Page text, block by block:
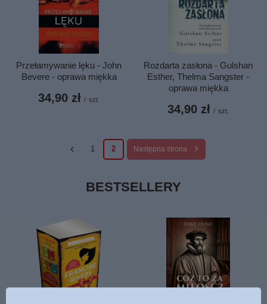
Przełamywanie lęku - John
Bevere - oprawa miękka
34,90 zł / szt.
Rozdarta zasłona - Gulshan
Esther, Thelma Sangster -
oprawa miękka
34,90 zł / szt.
1 2 Następna strona
BESTSELLERY